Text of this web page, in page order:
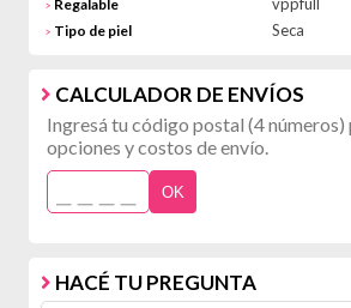
> Regalable
> Tipo de piel Seca
CALCULADOR DE ENVÍOS
Ingresá tu código postal (4 números)
opciones y costos de envío.
OK
HACÉ TU PREGUNTA